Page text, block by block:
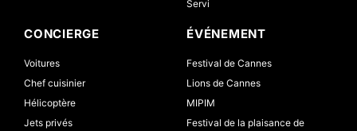
Servi
CONCIERGE
Voitures
Chef cuisinier
Hélicoptère
Jets privés
ÉVÉNEMENT
Festival de Cannes
Lions de Cannes
MIPIM
Festival de la plaisance de